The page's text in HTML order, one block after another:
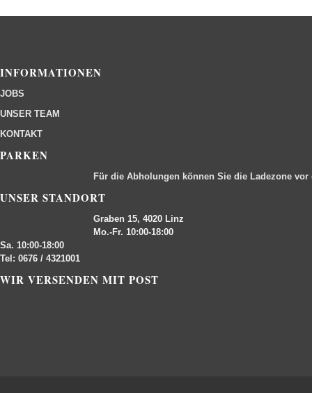
INFORMATIONEN
JOBS
UNSER TEAM
KONTAKT
PARKEN
Für die Abholungen können Sie die Ladezone
UNSER STANDORT
Graben 15, 4020 Linz
Mo.-Fr. 10:00-18:00
Sa. 10:00-18:00
Tel: 0676 / 4321001
WIR VERSENDEN MIT POST